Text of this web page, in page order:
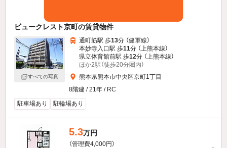
ビュークレスト京町の賃貸物件
すべての写真
通町筋駅 歩13分 （健軍線）
本妙寺入口駅 歩11分 （上熊本線）
県立体育館前駅 歩12分 （上熊本線）
ほか2駅（徒歩20分圏内）
熊本県熊本市中央区京町1丁目
8階建 / 21年 / RC
駐車場あり
駐輪場あり
5.3万円
（管理費4,000円）